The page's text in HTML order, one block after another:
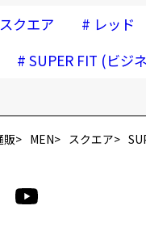
メールのお申し込み
スクエア # レッド
# SUPER FIT (ビジ
販 MEN スクエア